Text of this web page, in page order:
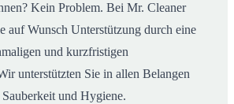
Kein Problem. Bei Mr. Cleaner
auf Wunsch Unterstützung durch eine
und kurzfristigen
unterstützten Sie in allen Belangen
und Hygiene.